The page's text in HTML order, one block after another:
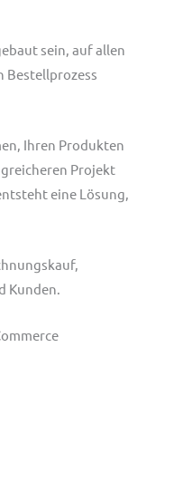
sein, auf allen
Bestellprozess
Ihren Produkten
Projekt
eine Lösung,
Kunden.